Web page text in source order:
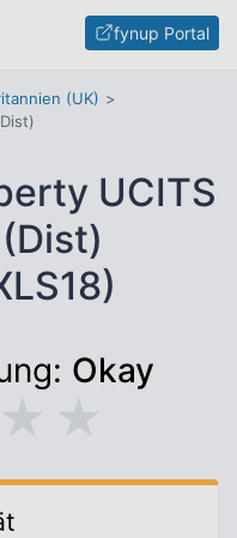
fynup Portal
(UK)
UCITS
Okay